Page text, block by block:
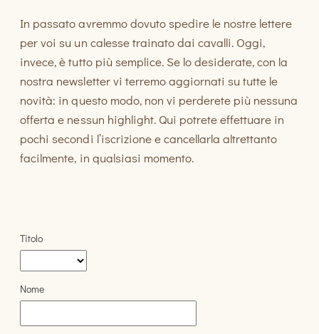
In passato avremmo dovuto spedire le nostre lettere
per voi su un calesse trainato dai cavalli. Oggi,
invece, è tutto più semplice. Se lo desiderate, con la
nostra newsletter vi terremo aggiornati su tutte le
novità: in questo modo, non vi perderete più nessuna
offerta e nessun highlight. Qui potrete effettuare in
pochi secondi l’iscrizione e cancellarla altrettanto
facilmente, in qualsiasi momento.
Titolo
Nome